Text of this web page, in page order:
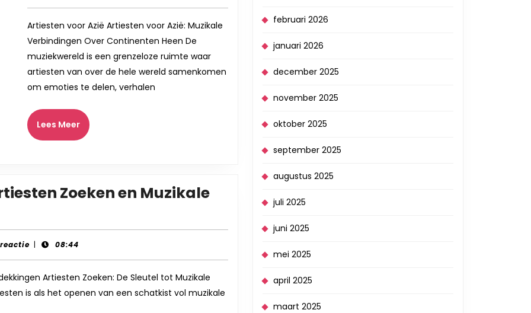
Azië
Artiesten voor Azië Artiesten voor Azië: Muzikale
Verbindingen Over Continenten Heen De
muziekwereld is een grenzeloze ruimte waar
artiesten van over de hele wereld samenkomen
om emoties te delen, verhalen
Lees MeerLees
Meer
Zoeken en Muzikale
| 08:44
Artiesten Zoeken: De Sleutel tot Muzikale
is als het openen van een schatkist vol muzikale
februari 2026
januari 2026
december 2025
november 2025
oktober 2025
september 2025
augustus 2025
juli 2025
juni 2025
mei 2025
april 2025
maart 2025